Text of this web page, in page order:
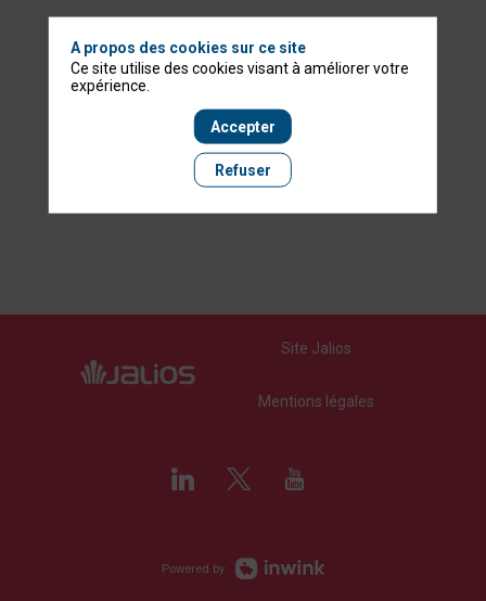
Site Jalios
Mentions légales
Powered by
A propos des cookies sur ce site
Ce site utilise des cookies visant à améliorer votre
expérience.
Accepter
Refuser